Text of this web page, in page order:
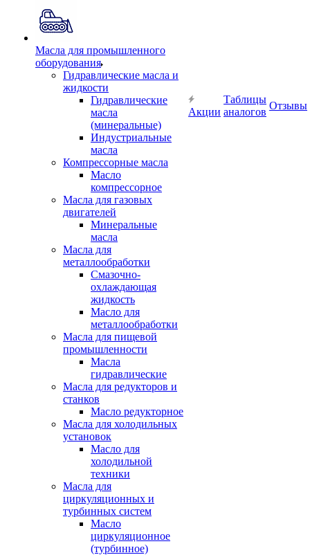
Масла для промышленного
оборудования
Гидравлические масла и
жидкости
Гидравлические
масла
(минеральные)
Индустриальные
масла
Компрессорные масла
Масло
компрессорное
Масла для газовых
двигателей
Минеральные
масла
Масла для
металлообработки
Смазочно-
охлаждающая
жидкость
Масло для
металлообработки
Масла для пищевой
промышленности
Масла
гидравлические
Масла для редукторов и
станков
Масло редукторное
Масла для холодильных
установок
Масло для
холодильной
техники
Масла для
циркуляционных и
турбинных систем
Масло
циркуляционное
(турбинное)
Акции
Таблицы
аналогов
Отзывы